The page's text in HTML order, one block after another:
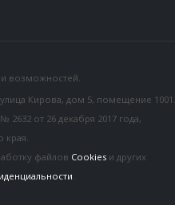
возможностей.
Кирова, дом 5, помещение 1001.
от 26 декабря 2017 года,
файлов Cookies и других